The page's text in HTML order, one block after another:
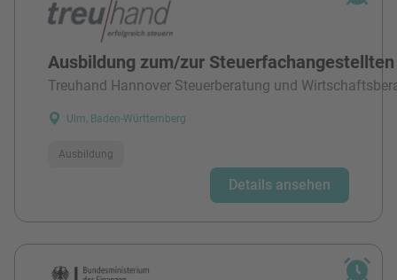
Ausbildung zum/zur
Treuhand Hannover Steuerberatung und
Ulm, Baden-Württemberg
Ausbildung
Details ansehen